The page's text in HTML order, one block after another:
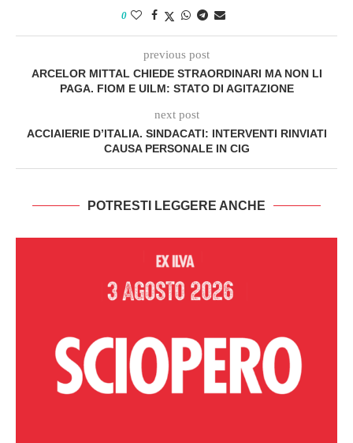
0
previous post
ARCELOR MITTAL CHIEDE STRAORDINARI MA NON LI
PAGA. FIOM E UILM: STATO DI AGITAZIONE
next post
ACCIAIERIE D’ITALIA. SINDACATI: INTERVENTI RINVIATI
CAUSA PERSONALE IN CIG
POTRESTI LEGGERE ANCHE